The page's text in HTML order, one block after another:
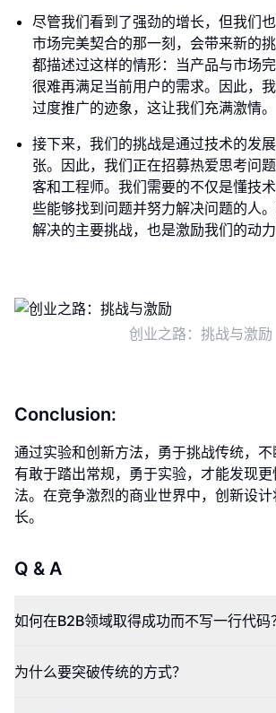
尽管我们看到了强劲的增长，但我们
市场完美契合的那一刻，会带来新的
都描述过这样的情形：当产品与市场
很难再满足当前用户的需求。因此，
过度推广的迹象，这让我们充满激情。
接下来，我们的挑战是通过技术的发
张。因此，我们正在招募热爱思考问
客和工程师。我们需要的不仅是懂技
些能够找到问题并努力解决问题的人
解决的主要挑战，也是激励我们的动力
创业之路：挑战与激励
Conclusion:
通过实验和创新方法，勇于挑战传统，
有敢于踏出常规，勇于实验，才能发现
法。在竞争激烈的商业世界中，创新设
长。
Q & A
如何在B2B领域取得成功而不写一行代码
为什么要突破传统的方式？